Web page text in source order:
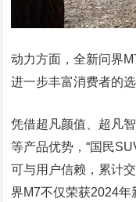
动力方面，全新问界
进一步丰富消费者的选
凭借超凡颜值、超凡
等产品优势，“国民
可与用户信赖，累计
界M7不仅荣获2024